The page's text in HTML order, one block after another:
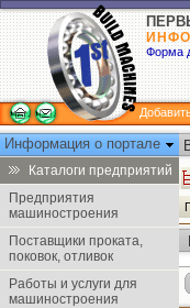
Форма
Информация о портале
Каталоги предприятий
Предприятия
машиностроения
Поставщики проката,
поковок, отливок
Работы и услуги для
машиностроения